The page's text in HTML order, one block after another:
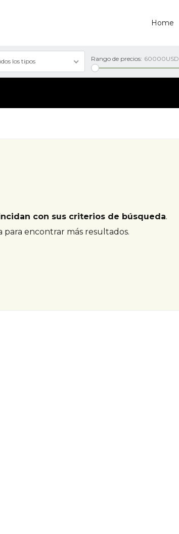
Home
los tipos Rango de precios: 60000USD
con sus criterios de búsqueda.
encontrar más resultados.